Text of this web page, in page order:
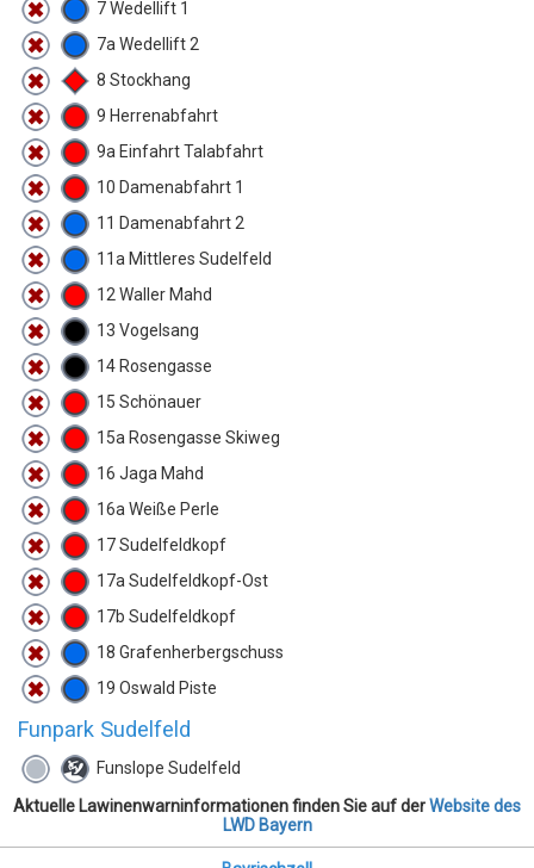
7 Wedellift 1
7a Wedellift 2
8 Stockhang
9 Herrenabfahrt
9a Einfahrt Talabfahrt
10 Damenabfahrt 1
11 Damenabfahrt 2
11a Mittleres Sudelfeld
12 Waller Mahd
13 Vogelsang
14 Rosengasse
15 Schönauer
15a Rosengasse Skiweg
16 Jaga Mahd
16a Weiße Perle
17 Sudelfeldkopf
17a Sudelfeldkopf-Ost
17b Sudelfeldkopf
18 Grafenherbergschuss
19 Oswald Piste
Funpark Sudelfeld
Funslope Sudelfeld
Aktuelle Lawinenwarninformationen finden Sie auf derWebsite des
LWD Bayern